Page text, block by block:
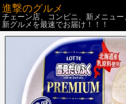
進撃のグルメ
チェーン店、コンビニ、新メニュ
新グルメを最速でお届け！！！